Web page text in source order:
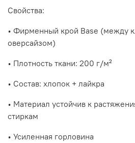
Свойства:
• Фирменный крой Base (между
оверсайзом)
• Плотность ткани: 200 г/м²
• Состав: хлопок + лайкра
• Материал устойчив к
стиркам
• Усиленная горловина